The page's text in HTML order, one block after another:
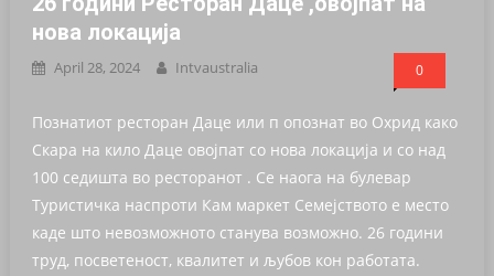
нова локација
April 28, 2024 Intvaustralia 0
Познатиот ресторан Даце или п опознат во Охрид како
Скара на кило Даце овојпат со нова локација и со над
100 седишта во ресторанот . Се наога на булевар
Туристичка наспроти Кам маркет Семејството е место
каде што невозможното станува возможно. 26 години
труд, посветеност, квалитет и љубов кон работата.